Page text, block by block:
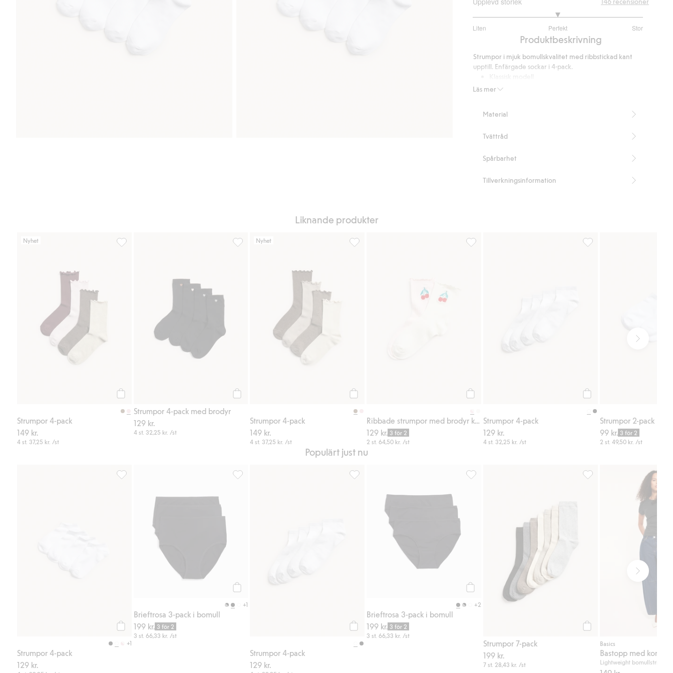
Liten Perfekt Stor
utav
111
betyg
Produktbeskrivning
Läs mer
Strumpor i mjuk bomullskvalitet med ribbstickad kant
upptill. Enfärgade sockar i 4-pack.
Ribbstickad kant kring vrist
Material
Tvättråd
Spårbarhet
Tillverkningsinformation
Liknande produkter
Nyhet
Strumpor 4-pack
149 kr.
4 st. 37,25 kr. /st
Strumpor 4-pack med brodyr
129 kr.
4 st. 32,25 kr. /st
Nyhet
Strumpor 4-pack
149 kr.
4 st. 37,25 kr. /st
Ribbade strumpor med brodyr körsbär 2-pack
129 kr. 3 för 2
2 st.64,50 kr. /st
Strumpor 4-pack
129 kr.
4 st. 32,25 kr. /st
Strumpor 2-pack
99 kr. 3 för 2
2 st. 49,50 kr. /st
Populärt just nu
+1
Strumpor 4-pack
129 kr.
+1
Brieftrosa 3-pack i bomull
199 kr. 3 för 2
3 st. 66,33 kr. /st
Strumpor 4-pack
129 kr.
+2
Brieftrosa 3-pack i bomull
199 kr. 3 för 2
3 st.66,33 kr. /st
Strumpor 7-pack
199 kr.
7 st. 28,43 kr. /st
Strumpor 7-pack, Lägg till
Basics
Bastopp med kort
Lightweight bomullstrikå